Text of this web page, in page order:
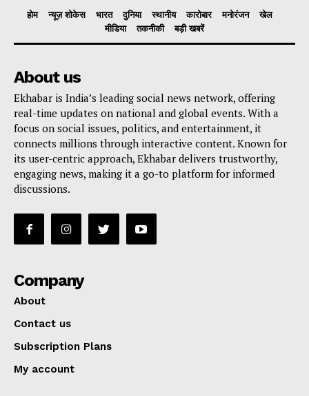
होम न्यूज़ शोकेस भारत दुनिया स्थानीय कारोबार मनोरंजन
खेल
मीडिया
तकनीकी बड़ी खबरें
About us
Ekhabar is India’s leading social news network, offering
real-time updates on national and global events. With a
focus on social issues, politics, and entertainment, it
connects millions through interactive content. Known for
its user-centric approach, Ekhabar delivers trustworthy,
engaging news, making it a go-to platform for informed
discussions.
Company
About
Contact us
Subscription Plans
My account